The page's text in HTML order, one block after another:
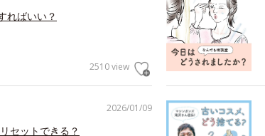
ればいい？
2510 view
2026/01/09
セットできる？